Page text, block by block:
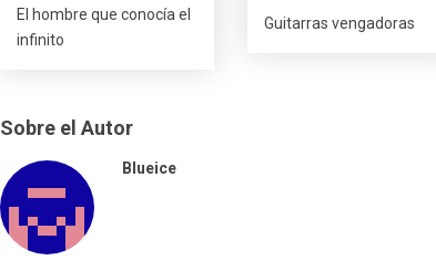
El hombre que conocía el
infinito
Guitarras vengadoras
Sobre el Autor
Blueice